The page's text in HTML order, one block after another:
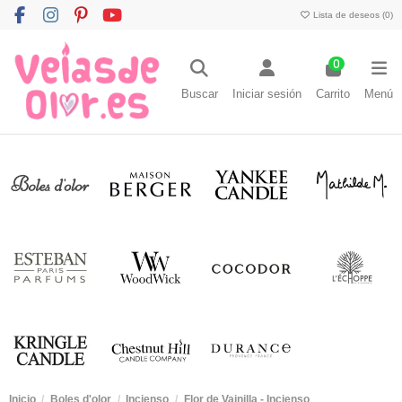
Lista de deseos (0)
Buscar Iniciar sesión
0
Carrito Menú
Inicio Boles d'olor Incienso Flor de Vainilla - Incienso